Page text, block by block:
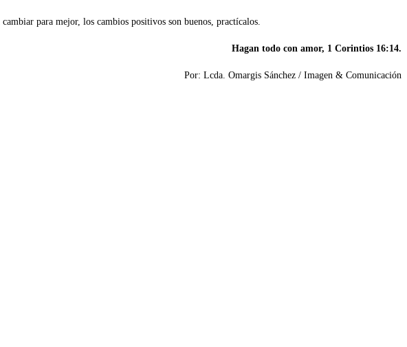
para mejor, los cambios positivos son buenos, practícalos.
Hagan todo con amor, 1 Corintios 16:14.
Por: Lcda. Omargis Sánchez / Imagen & Comunicación